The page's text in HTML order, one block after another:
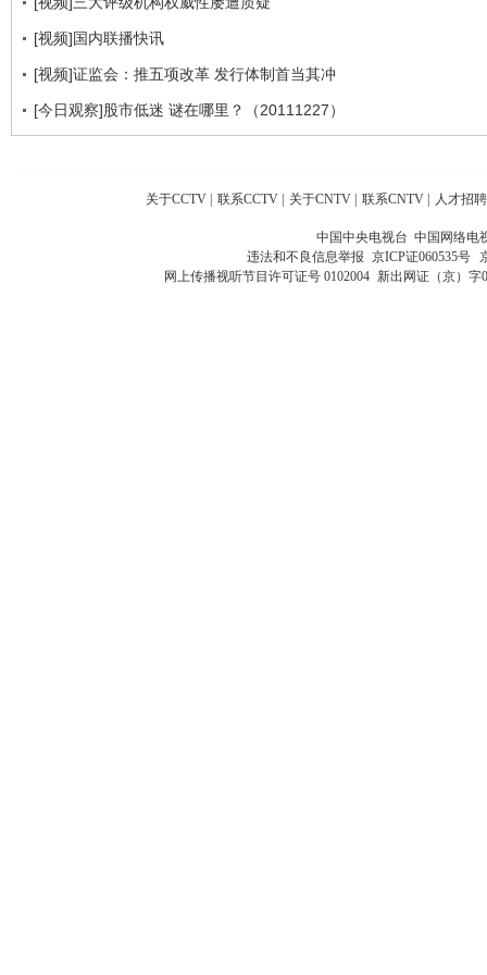
[视频]国内联播快讯
[视频]证监会：推五项改革 发行体制首当其冲
[今日观察]股市低迷 谜在哪里？（20111227）
关于CCTV | 联系CCTV | 关于CNTV | 联系CNTV | 人才招聘
中国中央电视台 中国网络电
违法和不良信息举报 京ICP证060535号
网上传播视听节目许可证号 0102004 新出网证（京）